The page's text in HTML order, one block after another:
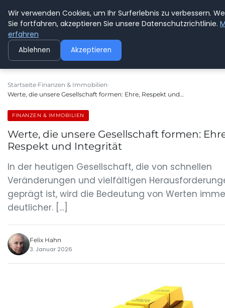
GEDANKENSCHREI
Startseite Finanzen & Immobilien
Werte, die unsere Gesellschaft formen: Ehre, Respekt und…
FINANZEN & IMMOBILIEN
Werte, die unsere Gesellschaft formen:
Respekt und Integrität
In der heutigen Gesellschaft, die von schnellen
Veränderungen und vielfältigen
geprägt ist, wird die Bedeutung von Werten
deutlicher. […]
Felix Hahn
3. Januar 2026
Wir verwenden Cookies, um Ihr Surferlebnis zu verbessern.
Sie fortfahren, akzeptieren Sie unsere Datenschutzrichtlinie.
erfahren
Ablehnen Akzeptieren